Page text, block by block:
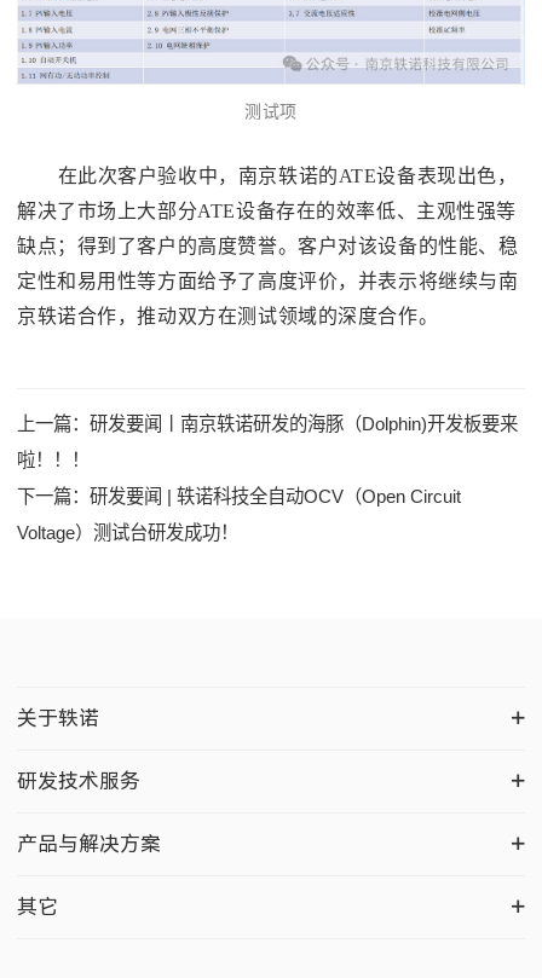
测试项
在此次客户验收中，南京轶诺的ATE设备表现出色，
解决了市场上大部分ATE设备存在的效率低、主观性强等
缺点；得到了客户的高度赞誉。客户对该设备的性能、稳
定性和易用性等方面给予了高度评价，并表示将继续与南
京轶诺合作，推动双方在测试领域的深度合作。
上一篇： 研发要闻丨南京轶诺研发的海豚（Dolphin)开发板要来
啦！！！
下一篇： 研发要闻 | 轶诺科技全自动OCV（Open Circuit
Voltage）测试台研发成功！
关于轶诺
研发技术服务
产品与解决方案
其它